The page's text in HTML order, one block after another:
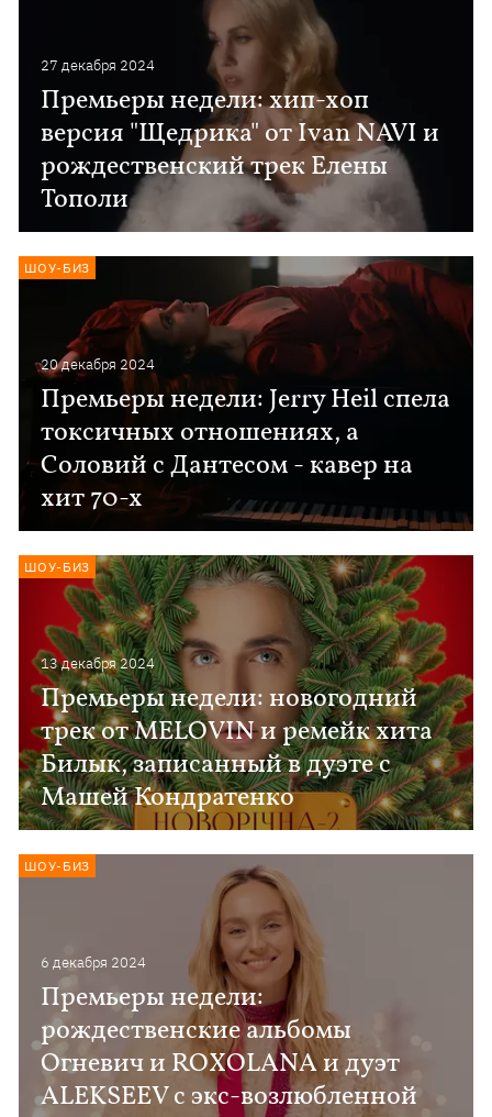
27 декабря 2024
Премьеры недели: хип-хоп
версия "Щедрика" от Ivan NAVI и
рождественский трек Елены
Тополи
20 декабря 2024
Премьеры недели: Jerry Heil спела
токсичных отношениях, а
Соловий с Дантесом - кавер на
хит 70-х
ШОУ-БИЗ
13 декабря 2024
Премьеры недели: новогодний
трек от MELOVIN и ремейк хита
Билык, записанный в дуэте с
Машей Кондратенко
ШОУ-БИЗ
6 декабря 2024
Премьеры недели:
рождественские альбомы
Огневич и ROXOLANA и дуэт
ALEKSEEV с экс-возлюбленной
ШОУ-БИЗ